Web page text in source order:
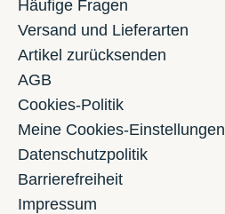
Häufige Fragen
Versand und Lieferarten
Artikel zurücksenden
AGB
Cookies-Politik
Meine Cookies-Einstellungen
Datenschutzpolitik
Barrierefreiheit
Impressum